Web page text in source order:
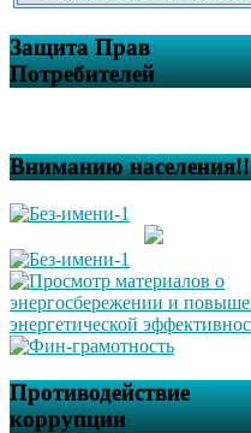
Защита Прав
Потребителей
Вниманию населения!!
Противодействие
коррупции